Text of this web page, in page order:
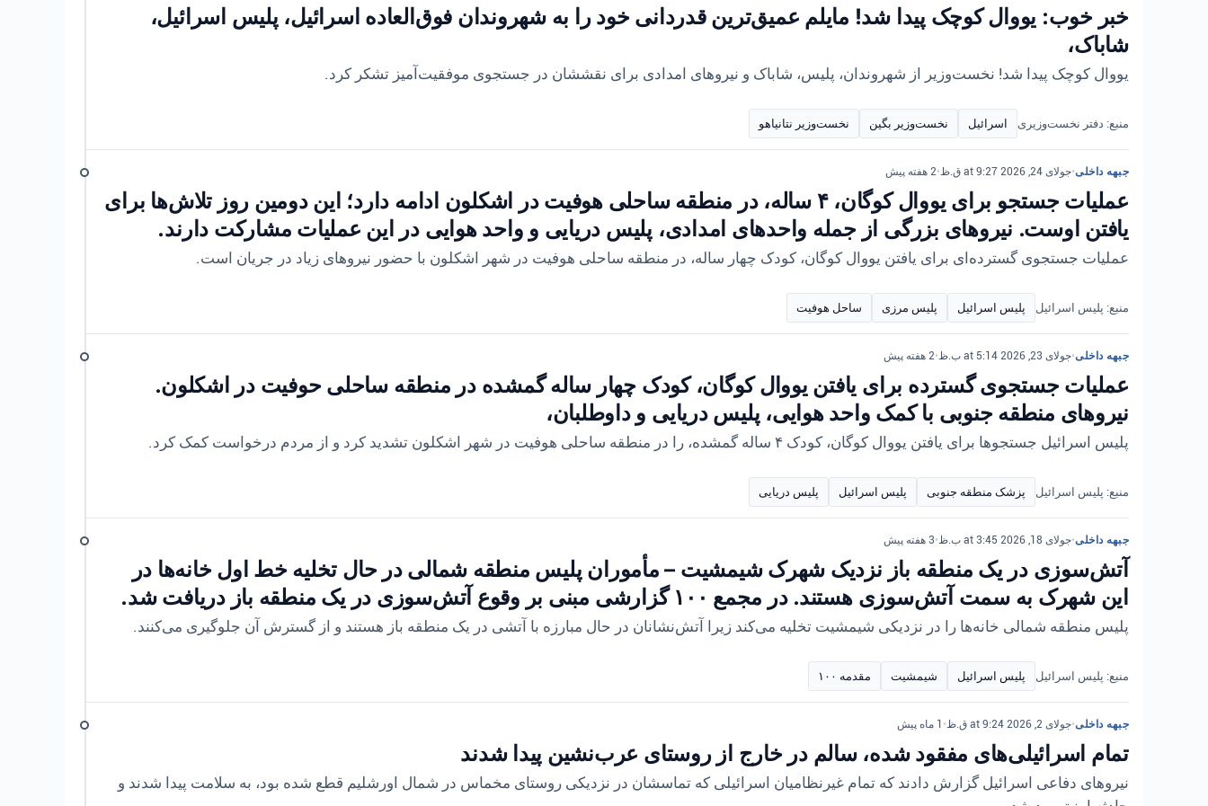
خبر خوب: یووال کوچک پیدا شد! مایلم عمیق‌ترین قدردانی خود را به شهروندان فوق‌العاده اسرائیل، پلیس اسرائیل،
شاباک،
یووال کوچک پیدا شد! نخست‌وزیر از شهروندان، پلیس، شاباک و نیروهای امدادی برای نقششان در جستجوی موفقیت‌آمیز تشکر کرد.
منبع: دفتر نخست‌وزیری اسرائیل نخست‌وزیر بگین نخست‌وزیر نتانیاهو
جبهه داخلی•جولای 24, 2026 at 9:27 ق.ظ •2 هفته پیش
عملیات جستجو برای یووال کوگان، ۴ ساله، در منطقه ساحلی هوفیت در اشکلون ادامه دارد؛ این دومین روز تلاش‌ها برای
یافتن اوست. نیروهای بزرگی از جمله واحدهای امدادی، پلیس دریایی و واحد هوایی در این عملیات مشارکت دارند.
عملیات جستجوی گسترده‌ای برای یافتن یووال کوگان، کودک چهار ساله، در منطقه ساحلی هوفیت در شهر اشکلون با حضور نیروهای زیاد در جریان است.
منبع: پلیس اسرائیل پلیس اسرائیل پلیس مرزی ساحل هوفیت
جبهه داخلی•جولای 23, 2026 at 5:14 ب.ظ •2 هفته پیش
عملیات جستجوی گسترده برای یافتن یووال کوگان، کودک چهار ساله گمشده در منطقه ساحلی حوفیت در اشکلون.
نیروهای منطقه جنوبی با کمک واحد هوایی، پلیس دریایی و داوطلبان،
پلیس اسرائیل جستجوها برای یافتن یووال کوگان، کودک ۴ ساله گمشده، را در منطقه ساحلی هوفیت در شهر اشکلون تشدید کرد و از مردم درخواست کمک کرد.
منبع: پلیس اسرائیل پزشک منطقه جنوبی پلیس اسرائیل پلیس دریایی
جبهه داخلی•جولای 18, 2026 at 3:45 ب.ظ •3 هفته پیش
آتش‌سوزی در یک منطقه باز نزدیک شهرک شیمشیت – مأموران پلیس منطقه شمالی در حال تخلیه خط اول خانه‌ها در
این شهرک به سمت آتش‌سوزی هستند. در مجمع ۱۰۰ گزارشی مبنی بر وقوع آتش‌سوزی در یک منطقه باز دریافت شد.
پلیس منطقه شمالی خانه‌ها را در نزدیکی شیمشیت تخلیه می‌کند زیرا آتش‌نشانان در حال مبارزه با آتشی در یک منطقه باز هستند و از گسترش آن جلوگیری می‌کنند.
منبع: پلیس اسرائیل پلیس اسرائیل شیمشیت مقدمه ۱۰۰
جبهه داخلی•جولای 2, 2026 at 9:24 ق.ظ • 1 ماه پیش
تمام اسرائیلی‌های مفقود شده، سالم در خارج از روستای عرب‌نشین پیدا شدند
نیروهای دفاعی اسرائیل گزارش دادند که تمام غیرنظامیان اسرائیلی که تماسشان در نزدیکی روستای مخماس در شمال اورشلیم قطع شده بود، به سلامت پیدا شدند و